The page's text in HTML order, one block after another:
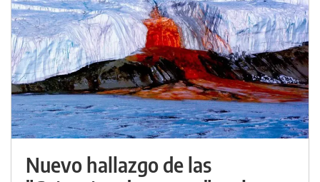
Nuevo hallazgo de las